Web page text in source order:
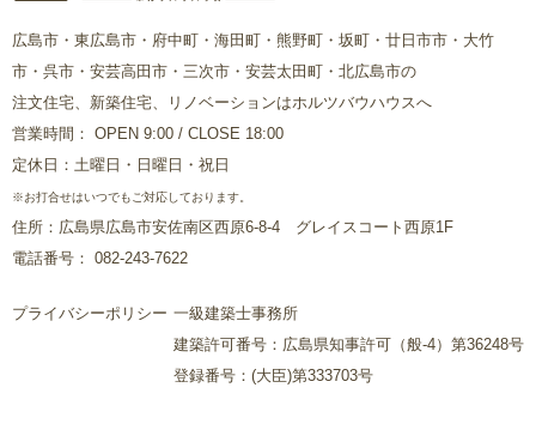
広島市・東広島市・府中町・海田町・熊野町・坂町・廿日市市・大竹
市・呉市・安芸高田市・三次市・安芸太田町・北広島市の
注文住宅、新築住宅、リノベーションはホルツバウハウスへ
営業時間： OPEN 9:00 / CLOSE 18:00
定休日：土曜日・日曜日・祝日
※お打合せはいつでもご対応しております。
住所：広島県広島市安佐南区西原6-8-4 グレイスコート西原1F
電話番号： 082-243-7622
プライバシーポリシー 一級建築士事務所
建築許可番号：広島県知事許可（般-4）第36248号
登録番号：(大臣)第333703号